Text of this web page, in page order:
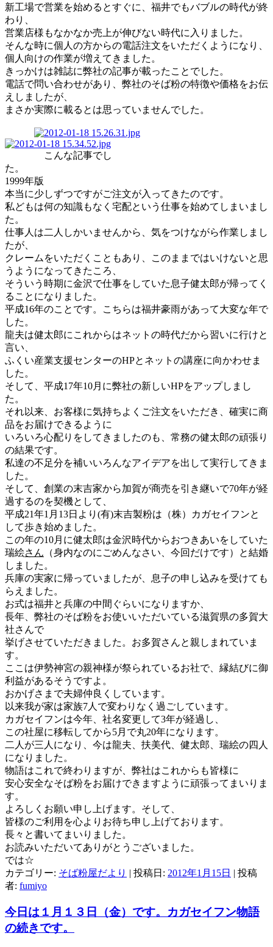
新工場で営業を始めるとすぐに、福井でもバブルの時代が終
わり、
営業店様もなかなか売上が伸びない時代に入りました。
そんな時に個人の方からの電話注文をいただくようになり、
個人向けの作業が増えてきました。
きっかけは雑誌に弊社の記事が載ったことでした。
電話で問い合わせがあり、弊社のそば粉の特徴や価格をお伝
えしましたが、
まさか実際に載るとは思っていませんでした。
こんな記事でし
た
1999年版
本当に少しずつですがご注文が入ってきたのです。
私どもは何の知識もなく宅配という仕事を始めてしまいまし
た。
仕事人は二人しかいませんから、気をつけながら作業しまし
たが、
クレームをいただくこともあり、このままではいけないと思
うようになってきたころ、
そういう時期に金沢で仕事をしていた息子健太郎が帰ってく
ることになりました。
平成16年のことです。こちらは福井豪雨があって大変な年で
した。
龍夫は健太郎にこれからはネットの時代だから習いに行けと
言い、
ふくい産業支援センターのHPとネットの講座に向かわせま
した。
そして、平成17年10月に弊社の新しいHPをアップしまし
た。
それ以来、お客様に気持ちよくご注文をいただき、確実に商
品をお届けできるように
いろいろ心配りをしてきましたのも、常務の健太郎の頑張り
の結果です。
私達の不足分を補いいろんなアイデアを出して実行してきま
した。
そして、創業の末吉家から加賀が商売を引き継いで70年が経
過するのを契機として、
平成21年1月13日より(有)末吉製粉は（株）カガセイフンと
して歩き始めました。
この年の10月に健太郎は金沢時代からおつきあいをしていた
瑞絵さん （身内なのにごめんなさい、今回だけです）と結婚
しました。
兵庫の実家に帰っていましたが、息子の申し込みを受けても
らえました。
お式は福井と兵庫の中間ぐらいになりますか、
長年、弊社のそば粉をお使いいただいている滋賀県の多賀大
社さんで
挙げさせていただきました。お多賀さんと親しまれていま
す。
ここは伊勢神宮の親神様が祭られているお社で、縁結びに御
利益があるそうですよ。
おかげさまで夫婦仲良くしています。
以来我が家は家族7人で変わりなく過ごしています。
カガセイフンは今年、社名変更して3年が経過し、
この社屋に移転してから5月で丸20年になります。
二人が三人になり、今は龍夫、扶美代、健太郎、瑞絵の四人
になりました。
物語はこれで終わりますが、弊社はこれからも皆様に
安心安全なそば粉をお届けできますように頑張ってまいりま
す。
よろしくお願い申し上げます。そして、
皆様のご利用を心よりお待ち申し上げております。
長々と書いてまいりました。
お読みいただいてありがとうございました。
では☆
カテゴリー: そば粉屋だより | 投稿日: 2012年1月15日 | 投稿
者: fumiyo
今日は１月１３日（金）です。カガセイフン物語
の続きです。